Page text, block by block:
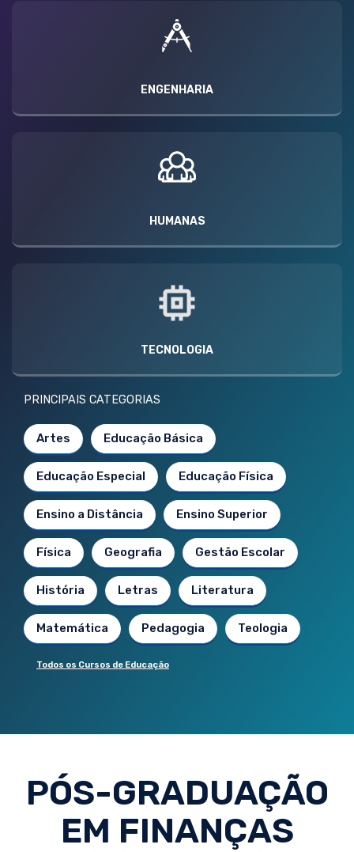
ENGENHARIA
HUMANAS
TECNOLOGIA
PRINCIPAIS CATEGORIAS
Artes Educação Básica
Educação Especial Educação Física
Ensino a Distância Ensino Superior
Física Geografia Gestão Escolar
História Letras Literatura
Matemática Pedagogia Teologia
Todos os Cursos de Educação
PÓS-GRADUAÇÃO
EM FINANÇAS